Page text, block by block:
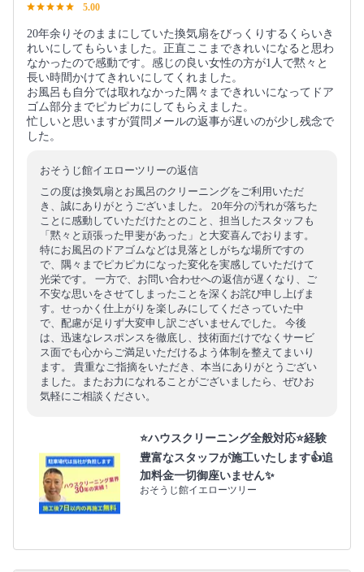
5.00
20年余りそのままにしていた換気扇をびっくりするくらいき
れいにしてもらいました。正直ここまできれいになると思わ
なかったので感動です。感じの良い女性の方が1人で黙々と
長い時間かけてきれいにしてくれました。
お風呂も自分では取れなかった隅々まできれいになってドア
ゴム部分までピカピカにしてもらえました。
忙しいと思いますが質問メールの返事が遅いのが少し残念で
した。
おそうじ館イエローツリーの返信
この度は換気扇とお風呂のクリーニングをご利用いただ
き、誠にありがとうございました。 20年分の汚れが落ちた
ことに感動していただけたとのこと、担当したスタッフも
「黙々と頑張った甲斐があった」と大変喜んでおります。
特にお風呂のドアゴムなどは見落としがちな場所ですの
で、隅々までピカピカになった変化を実感していただけて
光栄です。 一方で、お問い合わせへの返信が遅くなり、ご
不安な思いをさせてしまったことを深くお詫び申し上げま
す。せっかく仕上がりを楽しみにしてくださっていた中
で、配慮が足りず大変申し訳ございませんでした。 今後
は、迅速なレスポンスを徹底し、技術面だけでなくサービ
ス面でも心からご満足いただけるよう体制を整えてまいり
ます。 貴重なご指摘をいただき、本当にありがとうござい
ました。またお力になれることがございましたら、ぜひお
気軽にご相談ください。
⭐ハウスクリーニング全般対応⭐経験
豊富なスタッフが施工いたします👍追
加料金一切御座いません✨
おそうじ館イエローツリー